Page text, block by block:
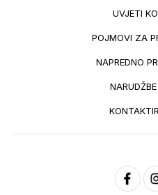
UVJETI
POJMOVI ZA
NAPREDNO